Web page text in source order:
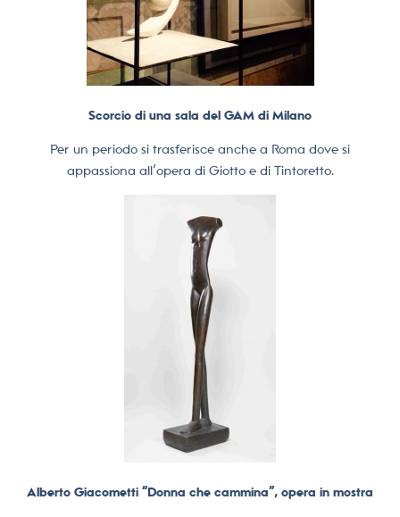
Scorcio di una sala del GAM di Milano
Per un periodo si trasferisce anche a Roma dove si
appassiona all’opera di Giotto e di Tintoretto.
Alberto Giacometti “Donna che cammina”, opera in mostra